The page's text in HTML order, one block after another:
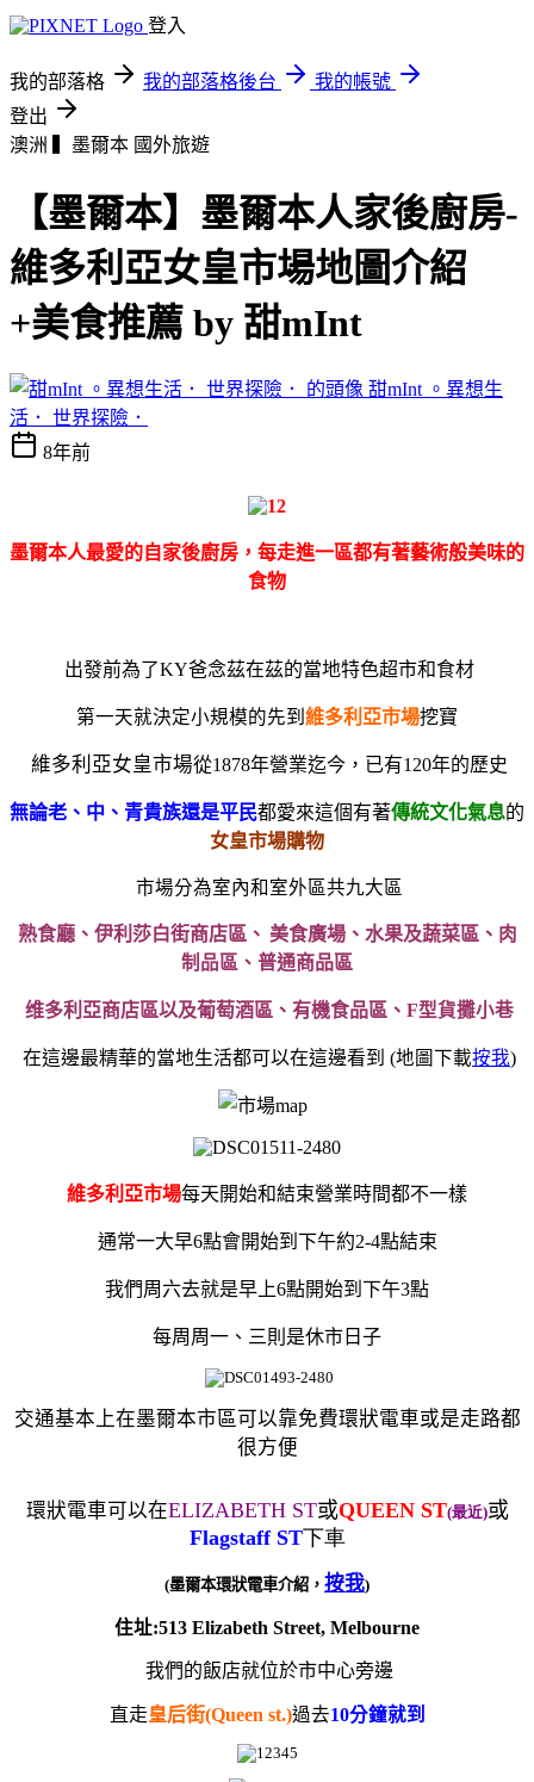
登入
我的部落格 我的部落格後台
我的帳號
登出
澳洲 ▍墨爾本 國外旅遊
【墨爾本】墨爾本人家後廚房-
維多利亞女皇市場地圖介紹
+美食推薦 by 甜mInt
甜mInt 。異想生
活． 世界探險．
8年前
墨爾本人最愛的自家後廚房，每走進一區都有著藝術般美味的
食物
出發前為了KY爸念茲在茲的當地特色超市和食材
第一天就決定小規模的先到 維多利亞市場挖寶
維多利亞女皇市場從1878年營業迄今，已有120年的歷史
無論老、中、青貴族還是平民都愛來這個有著傳統文化氣息的
女皇市場購物
市場分為室內和室外區共九大區
熟食廳、 伊利莎白街商店區、 美食廣場、 水果及蔬菜區、 肉
制品區、 普通商品區
维多利亞商店區以及葡萄酒區、 有機食品區、 F型貨攤小巷
在這邊最精華的當地生活都可以在這邊看到 (地圖下載按我)
維多利亞市場每天開始和結束營業時間都不一樣
通常一大早6點會開始到下午約2-4點結束
我們周六去就是早上6點開始到下午3點
每周周一、三則是休市日子
交通基本上在墨爾本市區可以靠免費環狀電車或是走路都
很方便
環狀電車可以在ELIZABETH ST或QUEEN ST(最近)或
Flagstaff ST下車
(墨爾本環狀電車介紹， 按我)
住址:513 Elizabeth Street, Melbourne
我們的飯店就位於市中心旁邊
直走皇后街(Queen st.)過去10分鐘就到